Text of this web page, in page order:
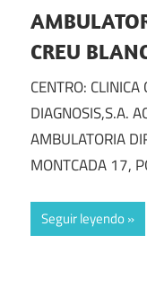
CREU
CENTRO:
DIAGNOSIS,S.A.
AMBULATORIA
MONTCADA 17,
Seguir leyendo